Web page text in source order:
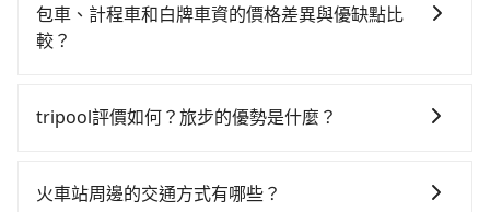
價750元，再用10分鐘出站、等待車站前排班的計程
車，搭上小黃後約花31分鐘、車費900元後，抵達台中
1,500元。但如果全程使用tripool並到府專車接送，則
而且更會額外浪費43分鐘在轉乘與等車上，現在還不馬
灣大車隊、Uber和Yoxi，如果在路邊攔不到車，也可考
慮打電話至附近的計程車隊，如正德交通、裕發交通、
$2,600。綜合以上，無論在價格或服務品質上，tripool
包車、計程車和白牌車資的價格差異與優缺點比
較？
包車：優點是搭乘舒適可以根據自己的需求安排時間和
車：優點是24小時隨叫隨到，價格按錶計費，但若遇交
tripool評價如何？旅步的優勢是什麼？
定及可靠的，大多數的使用者都給予了高分評價。此
火車站周邊的交通方式有哪些？